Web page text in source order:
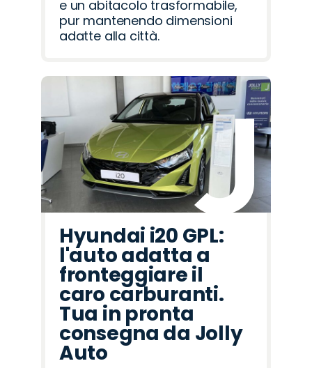
e un abitacolo trasformabile,
pur mantenendo dimensioni
adatte alla città.
Hyundai i20 GPL:
l'auto adatta a
fronteggiare il
caro carburanti.
Tua in pronta
consegna da Jolly
Auto